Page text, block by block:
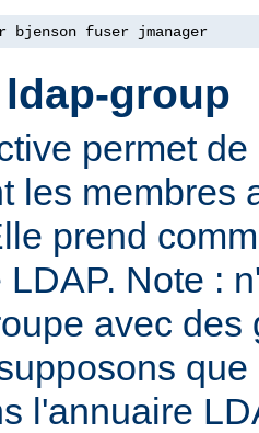
bjenson fuser jmanager
group
permet
les membres
prend
LDAP. Note :
avec des
l'annuaire